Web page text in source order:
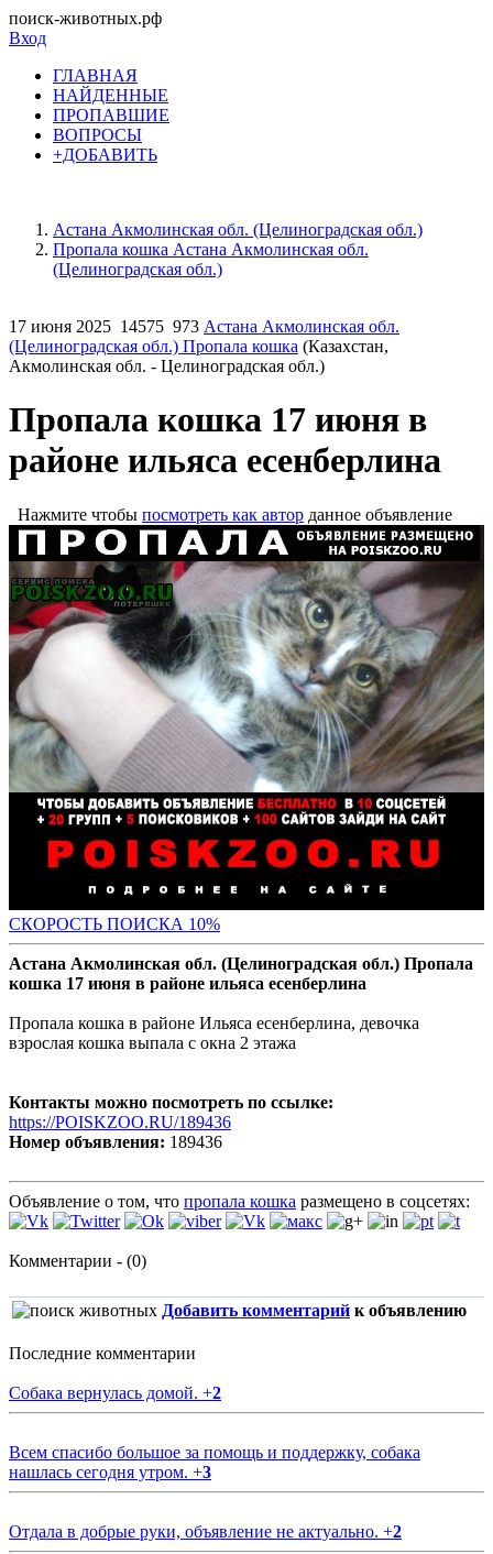
поиск-животных.рф
Вход
ГЛАВНАЯ
НАЙДЕННЫЕ
ПРОПАВШИЕ
ВОПРОСЫ
+ДОБАВИТЬ
Астана Акмолинская обл. (Целиноградская обл.)
Пропала кошка Астана Акмолинская обл.
(Целиноградская обл.)
17 июня 2025 14575 973 Астана Акмолинская обл.
(Целиноградская обл.) Пропала кошка (Казахстан,
Акмолинская обл. - Целиноградская обл.)
Пропала кошка 17 июня в
районе ильяса есенберлина
Нажмите чтобы посмотреть как автор данное объявление
СКОРОСТЬ ПОИСКА 10%
Астана Акмолинская обл. (Целиноградская обл.) Пропала
кошка 17 июня в районе ильяса есенберлина
Пропала кошка в районе Ильяса есенберлина, девочка
взрослая кошка выпала с окна 2 этажа
Контакты можно посмотреть по ссылке:
https://POISKZOO.RU/189436
Номер объявления: 189436
Объявление о том, что пропала кошка размещено в соцсетях:
Комментарии - (0)
Добавить комментарий к объявлению
Последние комментарии
Собака вернулась домой. +2
Всем спасибо большое за помощь и поддержку, собака
нашлась сегодня утром. +3
Отдала в добрые руки, объявление не актуально. +2